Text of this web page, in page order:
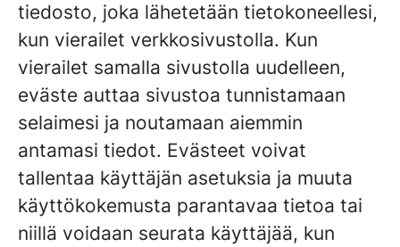
tiedosto, joka lähetetään tietokoneellesi,
kun vierailet verkkosivustolla. Kun
vierailet samalla sivustolla uudelleen,
eväste auttaa sivustoa tunnistamaan
selaimesi ja noutamaan aiemmin
antamasi tiedot. Evästeet voivat
tallentaa käyttäjän asetuksia ja muuta
käyttökokemusta parantavaa tietoa tai
niillä voidaan seurata käyttäjää, kun